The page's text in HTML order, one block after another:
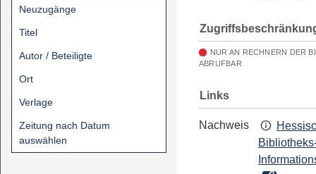
Neuzugänge
Titel
Autor / Beteiligte
Ort
Verlage
Zeitung nach Datum
auswählen
NUR AN RECHNERN DER
ABRUFBAR
Links
Nachweis